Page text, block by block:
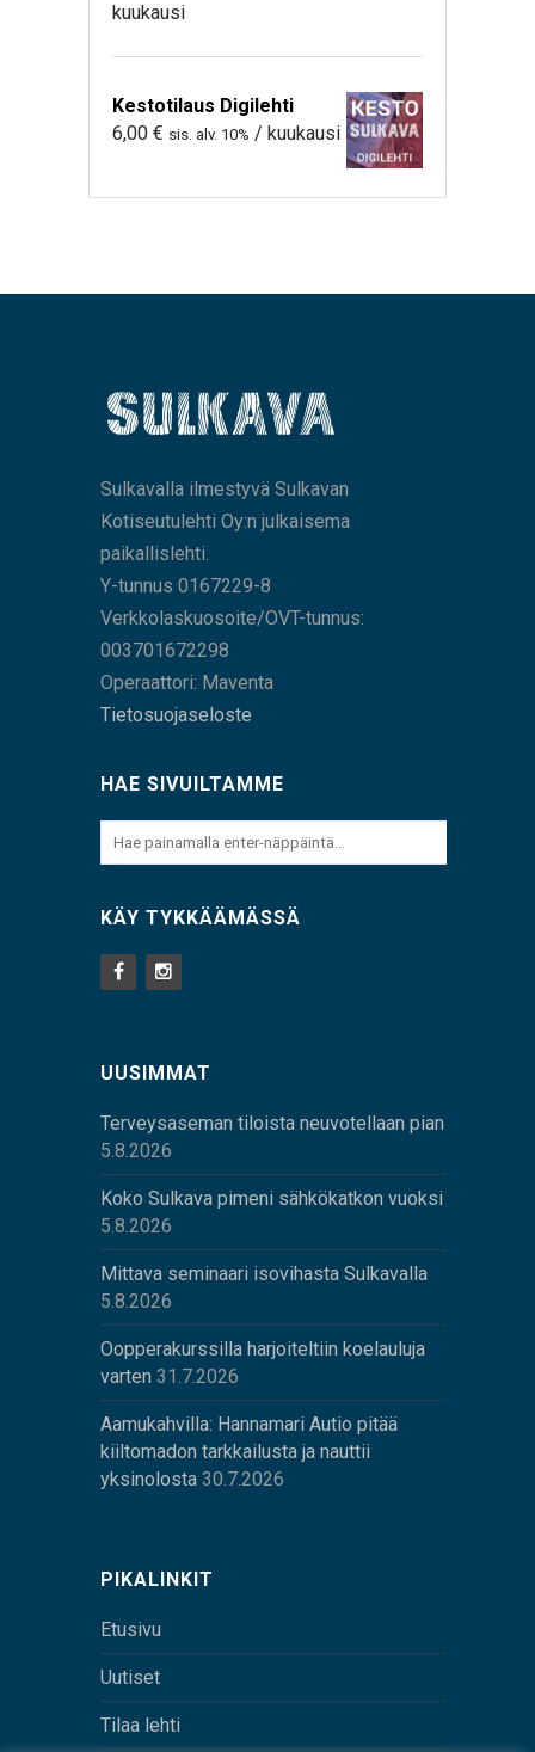
kuukausi
Kestotilaus Digilehti
6,00 € sis. alv. 10% / kuukausi
Sulkavalla ilmestyvä Sulkavan
Kotiseutulehti Oy:n julkaisema
paikallislehti.
Y-tunnus 0167229-8
Verkkolaskuosoite/OVT-tunnus:
003701672298
Operaattori: Maventa
Tietosuojaseloste
HAE SIVUILTAMME
KÄY TYKKÄÄMÄSSÄ
UUSIMMAT
Terveysaseman tiloista neuvotellaan pian
5.8.2026
Koko Sulkava pimeni sähkökatkon vuoksi
5.8.2026
Mittava seminaari isovihasta Sulkavalla
5.8.2026
Oopperakurssilla harjoiteltiin koelauluja
varten 31.7.2026
Aamukahvilla: Hannamari Autio pitää
kiiltomadon tarkkailusta ja nauttii
yksinolosta 30.7.2026
PIKALINKIT
Etusivu
Uutiset
Tilaa lehti